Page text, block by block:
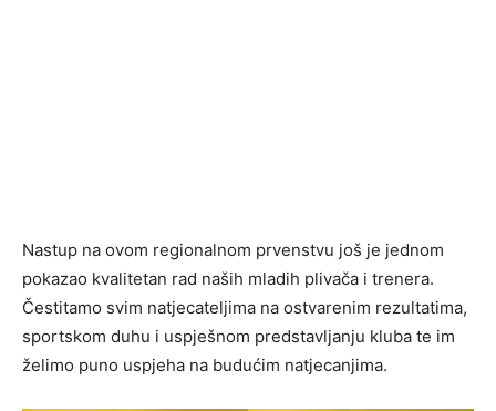
Nastup na ovom regionalnom prvenstvu još je jednom
pokazao kvalitetan rad naših mladih plivača i trenera.
Čestitamo svim natjecateljima na ostvarenim rezultatima,
sportskom duhu i uspješnom predstavljanju kluba te im
želimo puno uspjeha na budućim natjecanjima.